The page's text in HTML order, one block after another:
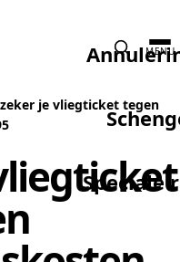
Speciale
MENU
je vliegticket tegen